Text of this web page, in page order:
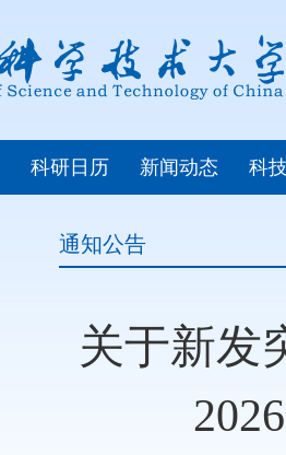
科研日历 新闻动态 科
通知公告
关于新发